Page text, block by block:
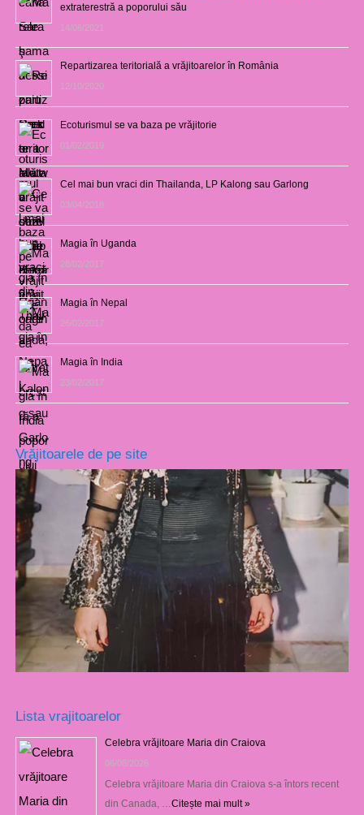
extraterestră a poporului său
14/06/2021
Repartizarea teritorială a vrăjitoarelor în România
12/10/2020
Ecoturismul se va baza pe vrăjitorie
01/02/2019
Cel mai bun vraci din Thailanda, LP Kalong sau Garlong
03/04/2018
Magia în Uganda
28/02/2017
Magia în Nepal
26/02/2017
Magia în India
23/02/2017
Vrăjitoarele de pe site
Lista vrajitoarelor
Celebra vrăjitoare Maria din Craiova
06/08/2026
Celebra vrăjitoare Maria din Craiova s-a întors recent
din Canada, … Citește mai mult »